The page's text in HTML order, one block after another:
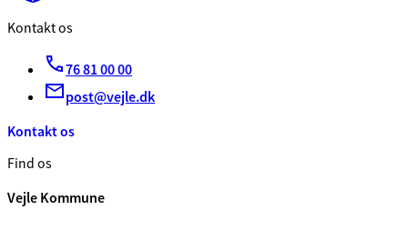
Kontakt os
76 81 00 00
post@vejle.dk
Kontakt os
Find os
Vejle Kommune